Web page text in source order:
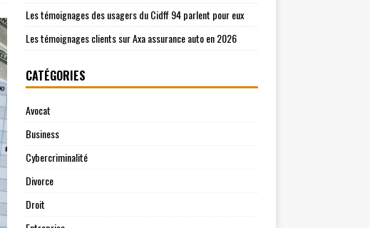
Les témoignages des usagers du Cidff 94 parlent pour eux
Les témoignages clients sur Axa assurance auto en 2026
CATÉGORIES
Avocat
Business
Cybercriminalité
Divorce
Droit